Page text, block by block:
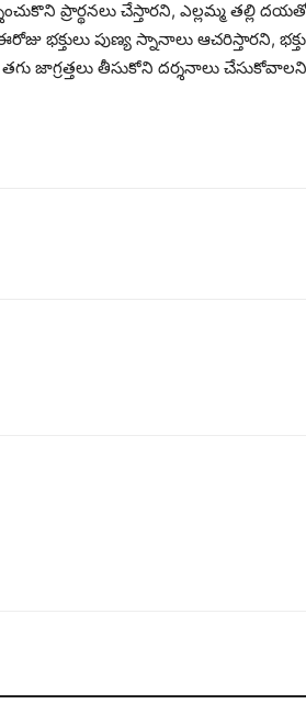
ప్రార్థనలు చేస్తారని, ఎల్లమ్మ
భక్తులు పుణ్య స్నానాలు ఆచరిస్తారని,
జాగ్రత్తలు తీసుకోని దర్శనాలు